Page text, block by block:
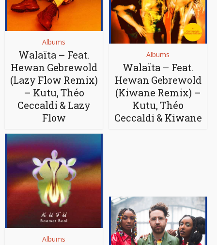
Albums
Walaïta – Feat.
Hewan Gebrewold
(Lazy Flow Remix)
– Kutu, Théo
Ceccaldi & Lazy
Flow
Albums
Walaïta – Feat.
Hewan Gebrewold
(Kiwane Remix) –
Kutu, Théo
Ceccaldi & Kiwane
Albums